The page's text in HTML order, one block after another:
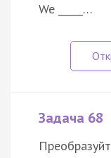
We _____…
Задача 68